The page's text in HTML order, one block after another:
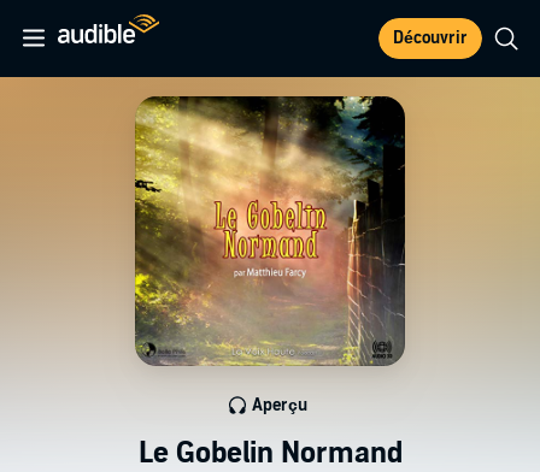
Découvrir
Le Gobelin Normand
Aperçu